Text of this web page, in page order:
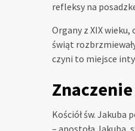
refleksy na
Organy z XIX
świąt
czyni to miejsce
Kościół św. Jakuba